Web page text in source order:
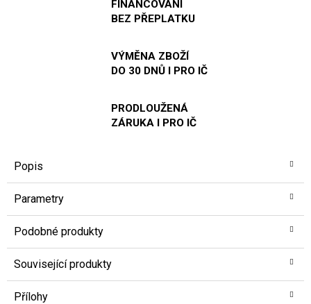
FINANCOVÁNÍ
BEZ PŘEPLATKU
VÝMĚNA ZBOŽÍ
DO 30 DNŮ I PRO IČ
PRODLOUŽENÁ
ZÁRUKA I PRO IČ
Popis
Parametry
Podobné produkty
Související produkty
Přílohy